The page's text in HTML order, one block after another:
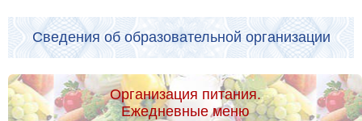
Сведения об образовательной организации
Организация питания.
Ежедневные меню